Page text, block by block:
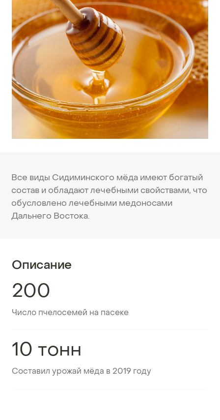
Все виды Сидиминского мёда имеют богатый
состав и обладают лечебными свойствами, что
обусловлено лечебными медоносами
Дальнего Востока.
Описание
200
Число пчелосемей на пасеке
10 тонн
Составил урожай мёда в 2019 году